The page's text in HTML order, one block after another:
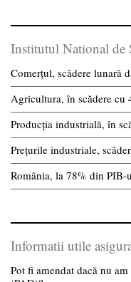
Institutul National de
Comerțul, scădere lunară
Agricultura, în scădere cu
Producția industrială, în
Prețurile industriale,
România, la 78% din
Informatii utile
Pot fi amendat dacă nu